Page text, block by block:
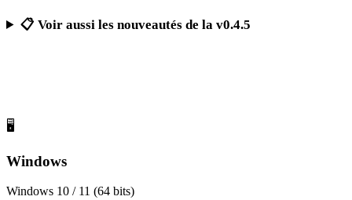
📋 Voir aussi les nouveautés de la v0.4.5
🖥️
Windows
Windows 10 / 11 (64 bits)